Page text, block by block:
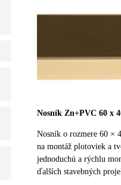
Nosník Zn+PVC 60 x
Nosník o rozmere 60 ×
na montáž plotoviek a
jednoduchú a rýchlu
ďalších stavebných